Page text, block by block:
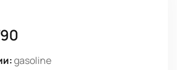
gasoline